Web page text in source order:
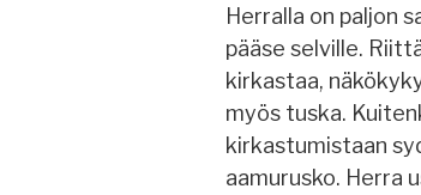
Herralla on paljon
pääse selville.
kirkastaa,
myös tuska.
kirkastumistaan
aamurusko. Herra